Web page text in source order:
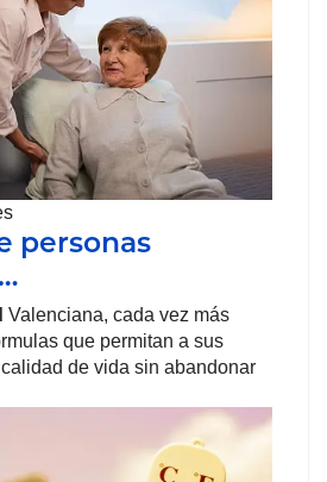
personas
Valenciana, cada vez más
que permitan a sus
de vida sin abandonar